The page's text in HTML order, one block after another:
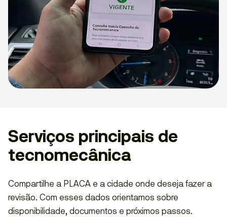
Serviços principais de
tecnomecânica
Compartilhe a PLACA e a cidade onde deseja fazer a
revisão. Com esses dados orientamos sobre
disponibilidade, documentos e próximos passos.